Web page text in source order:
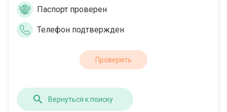
Паспорт проверен
Телефон подтвержден
Проверить
Вернуться к поиску